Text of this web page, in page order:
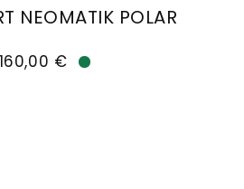
NEOMATIK POLAR
€